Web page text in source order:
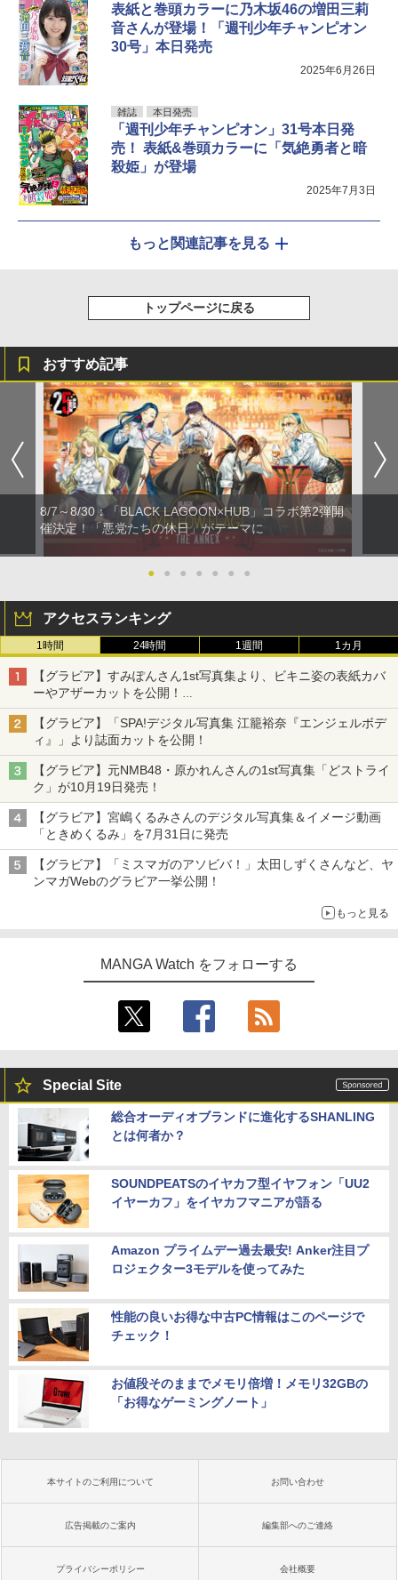
表紙と巻頭カラーに乃木坂46の増田三莉
音さんが登場！「週刊少年チャンピオン
30号」本日発売
2025年6月26日
雑誌 本日発売
「週刊少年チャンピオン」31号本日発
売！ 表紙&巻頭カラーに「気絶勇者と暗
殺姫」が登場
2025年7月3日
もっと関連記事を見る
トップページに戻る
おすすめ記事
8/7～8/30：「BLACK LAGOON×HUB」コラボ第2弾開
催決定！「悪党たちの休日」がテーマに
● ● ● ● ● ● ●
アクセスランキング
1時間 24時間 1週間 1カ月
【グラビア】すみぽんさん1st写真集より、ビキニ姿の表紙カバ
ーやアザーカットを公開！
タイトルは「offcourt（オフコート）」に決定
【グラビア】「SPA!デジタル写真集 江籠裕奈『エンジェルボデ
ィ』」より誌面カットを公開！
【グラビア】元NMB48・原かれんさんの1st写真集「どストライ
ク」が10月19日発売！
【グラビア】宮嶋くるみさんのデジタル写真集＆イメージ動画
「ときめくるみ」を7月31日に発売
【グラビア】「ミスマガのアソビバ！」太田しずくさんなど、ヤ
ンマガWebのグラビア一挙公開！
もっと見る
MANGA Watch をフォローする
Special Site
総合オーディオブランドに進化するSHANLING
とは何者か？
SOUNDPEATSのイヤカフ型イヤフォン「UU2
イヤーカフ」をイヤカフマニアが語る
Amazon プライムデー過去最安! Anker注目プ
ロジェクター3モデルを使ってみた
性能の良いお得な中古PC情報はこのページで
チェック！
お値段そのままでメモリ倍増！メモリ32GBの
「お得なゲーミングノート」
本サイトのご利用について お問い合わせ
広告掲載のご案内 編集部へのご連絡
プライバシーポリシー 会社概要